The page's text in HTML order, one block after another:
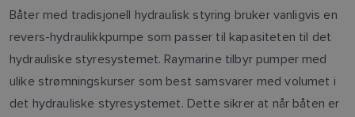
Båter med tradisjonell hydraulisk styring bruker vanligvis en
revers-hydraulikkpumpe som passer til kapasiteten til det
hydrauliske styresystemet. Raymarine tilbyr pumper med
ulike strømningskurser som best samsvarer med volumet i
det hydrauliske styresystemet. Dette sikrer at når båten er